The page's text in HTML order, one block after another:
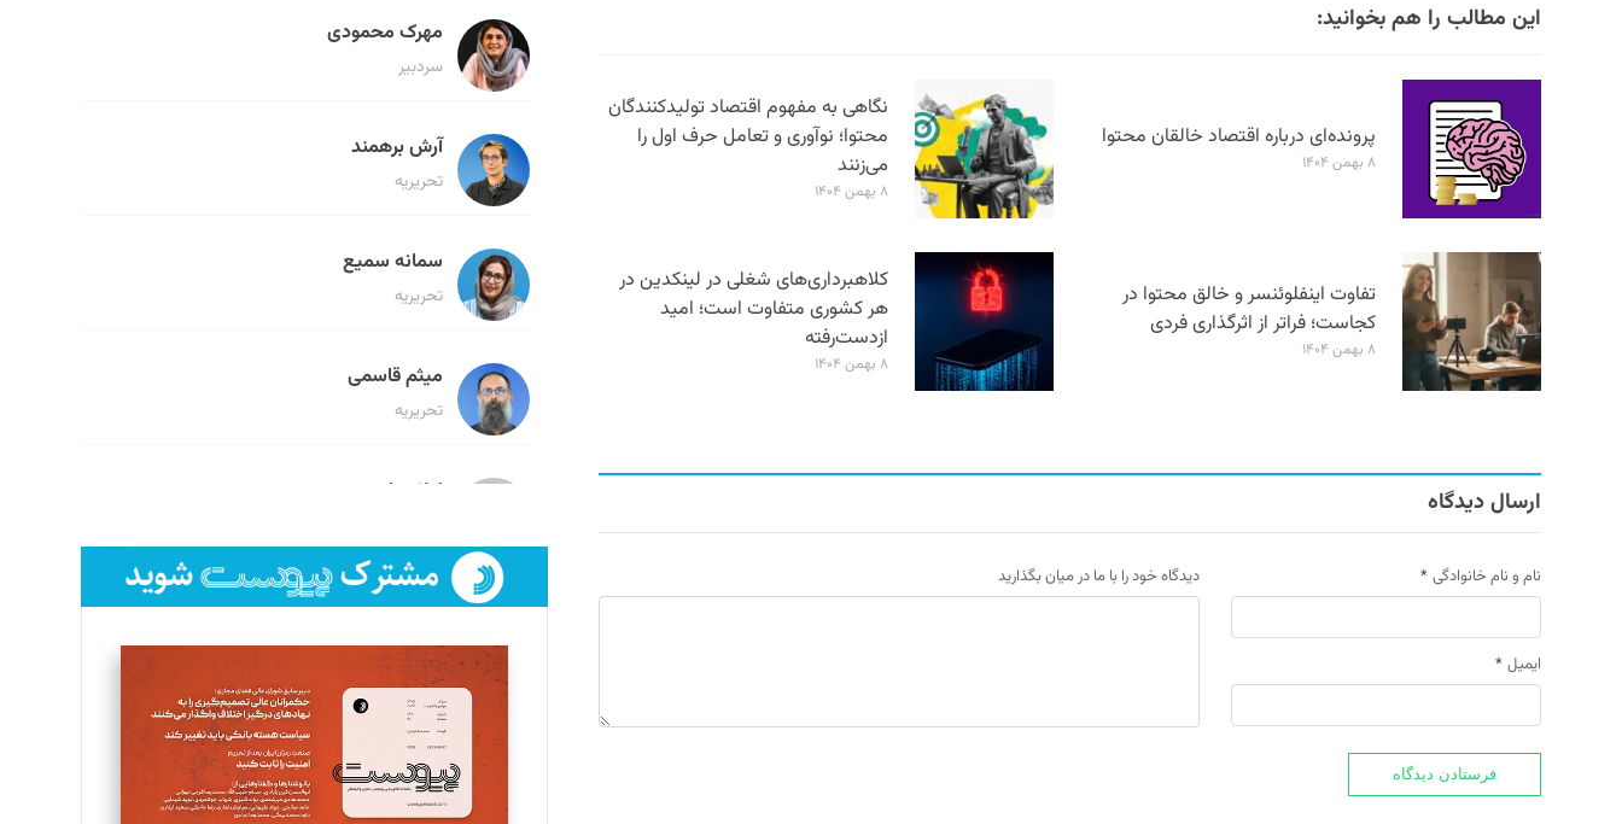
این مطالب را هم بخوانید:
پرونده‌ای درباره اقتصاد خالقان محتوا
۸ بهمن ۱۴۰۴
نگاهی به مفهوم اقتصاد تولیدکنندگان
محتوا؛ نوآوری و تعامل حرف اول را
می‌زنند
۸ بهمن ۱۴۰۴
تفاوت اینفلوئنسر و خالق محتوا در
کجاست؛ فراتر از اثرگذاری فردی
۸ بهمن ۱۴۰۴
کلاهبرداری‌های شغلی در لینکدین در
هر کشوری متفاوت است؛ امید
ازدست‌رفته
۸ بهمن ۱۴۰۴
ارسال دیدگاه
نام و نام خانوادگی *
ایمیل *
دیدگاه خود را با ما در میان بگذارید
مهرک محمودی
سردبیر
آرش برهمند
تحریریه
سمانه سمیع
تحریریه
میثم قاسمی
تحریریه
لیلا حنارود
فائزه فتحی رستمی
تحریریه
سروش کرمیان
تحریریه